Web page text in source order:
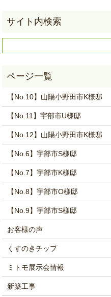
【No.10】山陽小野田市K様邸
【No.11】宇部市U様邸
【No.12】山陽小野田市K様邸
【No.6】宇部市S様邸
【No.7】宇部市K様邸
【No.8】宇部市O様邸
【No.9】宇部市S様邸
お客様の声
くすのきチップ
ミトモ展示会情報
新築工事